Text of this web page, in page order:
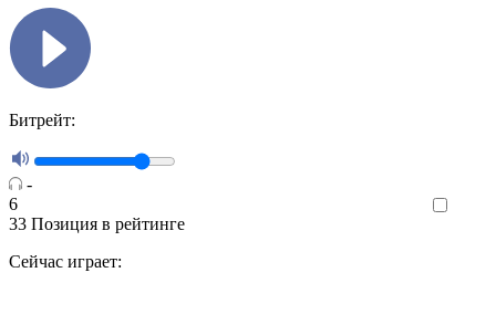
Битрейт:
-
6
33 Позиция в рейтинге
Сейчас играет: